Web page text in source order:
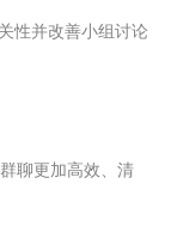
性并改善小组讨论
聊更加高效、清